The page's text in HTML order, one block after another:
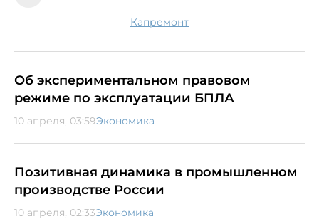
капремонт
Об экспериментальном правовом
режиме по эксплуатации БПЛА
10 апреля, 03:59Экономика
Позитивная динамика в промышленном
производстве России
10 апреля, 02:33Экономика